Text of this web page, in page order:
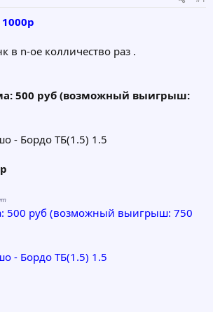
в n-ое колличество раз .
500 руб (возможный выигрыш:
- Бордо ТБ(1.5) 1.5
500 руб (возможный выигрыш: 750
- Бордо ТБ(1.5) 1.5